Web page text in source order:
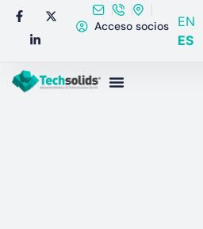
Acceso socios
EN
ES